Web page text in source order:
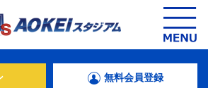
無料会員登録